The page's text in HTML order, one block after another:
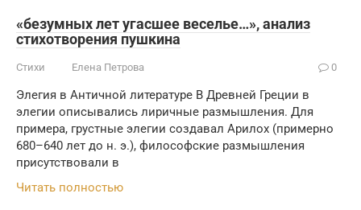
«безумных лет угасшее веселье…», анализ
стихотворения пушкина
Стихи Елена Петрова 0
Элегия в Античной литературе В Древней Греции в
элегии описывались лиричные размышления. Для
примера, грустные элегии создавал Арилох (примерно
680–640 лет до н. э.), философские размышления
присутствовали в
Читать полностью